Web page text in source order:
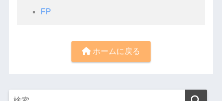
FP
ホームに戻る